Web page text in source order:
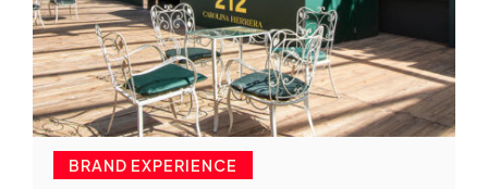
BRAND EXPERIENCE